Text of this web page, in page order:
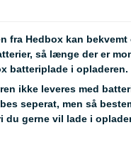
fra Hedbox kan
så længe der er
batteriplade i opladeren.
ikke leveres med
seperat, men så
du gerne vil lade i